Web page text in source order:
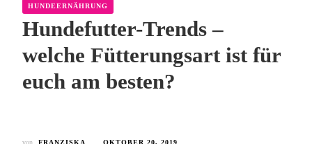
HUNDEERNÄHRUNG
Hundefutter-Trends –
welche Fütterungsart ist für
euch am besten?
von FRANZISKA
OKTOBER 20, 2019